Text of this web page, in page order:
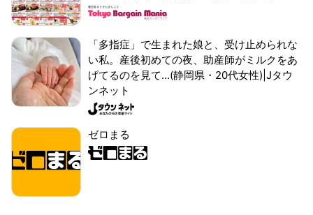
「多指症」で生まれた娘と、受け止められな
い私。産後初めての夜、助産師がミルクをあ
げてるのを見て...(静岡県・20代女性)|Jタウ
ンネット
ゼロまる